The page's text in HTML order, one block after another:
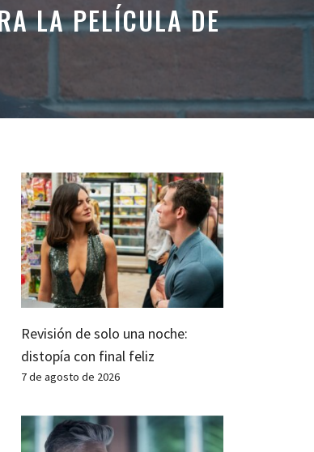
LA PELÍCULA DE
Revisión de solo una noche:
distopía con final feliz
7 de agosto de 2026